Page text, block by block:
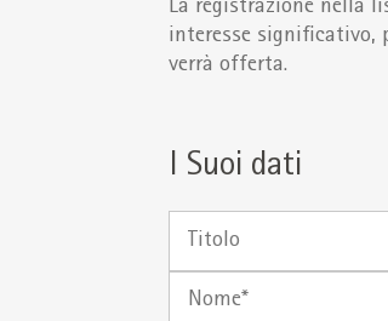
La registrazione nella
interesse significativo,
verrà offerta.
I Suoi dati